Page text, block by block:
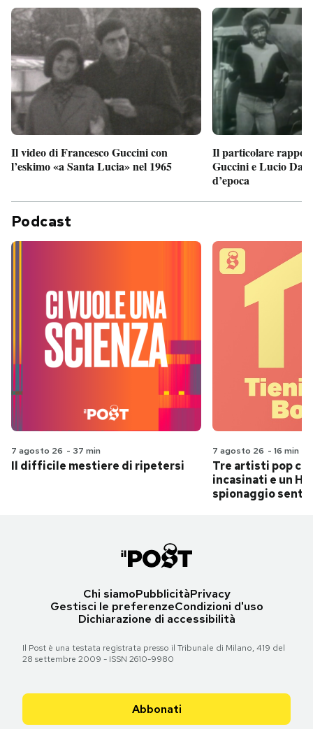
Il video di Francesco Guccini con
l’eskimo «a Santa Lucia» nel 1965
Il particolare
Guccini e Lucio
d’epoca
Podcast
7 agosto 26 - 37 min
Il difficile mestiere di ripetersi
7 agosto 26 - 16 min
Tre artisti pop
incasinati e un
spionaggio
Chi siamoPubblicitàPrivacy
Gestisci le preferenzeCondizioni d'uso
Dichiarazione di accessibilità
Il Post è una testata registrata presso il Tribunale di Milano, 419 del
28 settembre 2009 - ISSN 2610-9980
Abbonati